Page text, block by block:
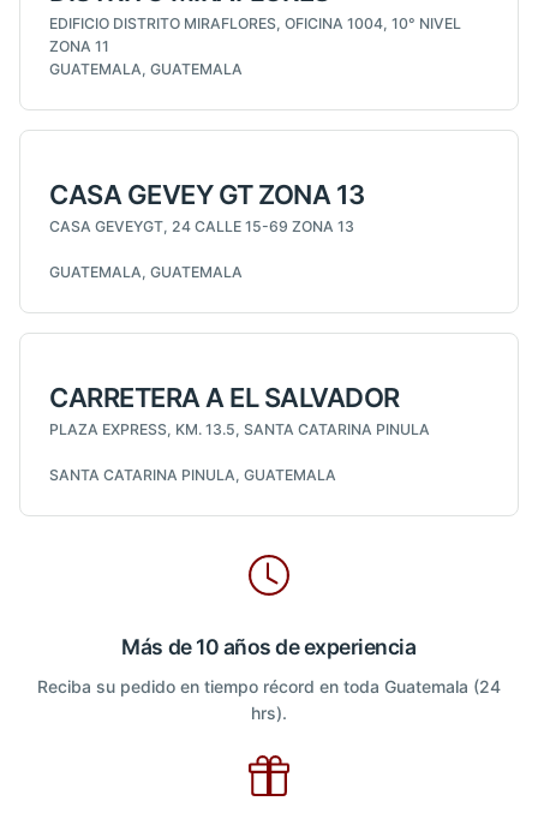
EDIFICIO DISTRITO MIRAFLORES, OFICINA 1004, 10° NIVEL
ZONA 11
GUATEMALA, GUATEMALA
CASA GEVEY GT ZONA 13
CASA GEVEYGT, 24 CALLE 15-69 ZONA 13
GUATEMALA, GUATEMALA
CARRETERA A EL SALVADOR
PLAZA EXPRESS, KM. 13.5, SANTA CATARINA PINULA
SANTA CATARINA PINULA, GUATEMALA
Más de 10 años de experiencia
Reciba su pedido en tiempo récord en toda Guatemala (24
hrs).